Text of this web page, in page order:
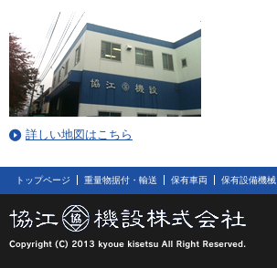
詳しい地図はこちら
トップページ 重量物据付・輸送 保有車両 保有設備機械